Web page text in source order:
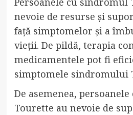
nevoie de resurse și
față simptomelor și a
vieții. De pildă, terapia
medicamentele pot fi
simptomele sindromului
De asemenea,
Tourette au nevoie de